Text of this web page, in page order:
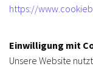
https://
Einwilligung mit
Unsere Website